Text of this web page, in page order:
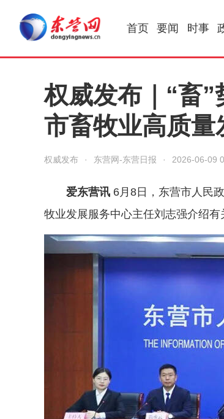
首页 要闻 时事
权威发布｜“畜
市畜牧业高质
权威发布 · 东营网-东营日报 · 2026-06-09
爱东营讯 6月8日，东营市人民
牧业发展服务中心主任刘志强介绍有